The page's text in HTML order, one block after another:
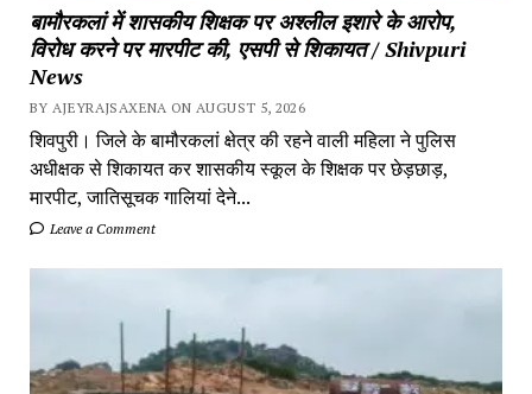
बामौरकलां में शासकीय शिक्षक पर अश्लील इशारे के आरोप,
विरोध करने पर मारपीट की, एसपी से शिकायत / Shivpuri
News
BY AJEYRAJSAXENA ON AUGUST 5, 2026
शिवपुरी। जिले के बामौरकलां क्षेत्र की रहने वाली महिला ने पुलिस
अधीक्षक से शिकायत कर शासकीय स्कूल के शिक्षक पर छेड़छाड़,
मारपीट, जातिसूचक गालियां देने...
Leave a Comment